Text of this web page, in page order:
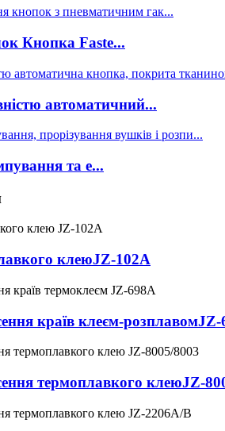
Кнопка Faste...
автоматичний...
та е...
клеюJZ-102A
країв клеєм-розплавомJZ-
термоплавкого клеюJZ-